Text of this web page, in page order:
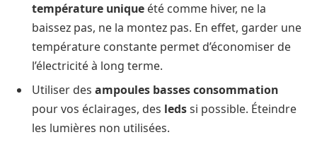
température unique été comme hiver, ne la
baissez pas, ne la montez pas. En effet, garder une
température constante permet d’économiser de
l’électricité à long terme.
Utiliser des ampoules basses consommation
pour vos éclairages, des ledssi possible. Éteindre
les lumières non utilisées.